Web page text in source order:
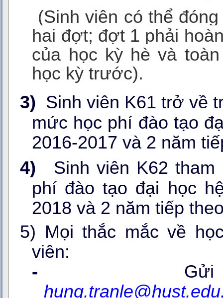
(Sinh viên có thể
hai đợt; đợt 1 phải
của học kỳ hè và
học kỳ trước).
3) Sinh viên K61 trở về
mức học phí đào tạo
2016-2017 và 2 năm
4)
Sinh viên K62 tham
phí đào tạo đại học
2018 và 2 năm tiếp
5) Mọi thắc mắc về
viên:
-